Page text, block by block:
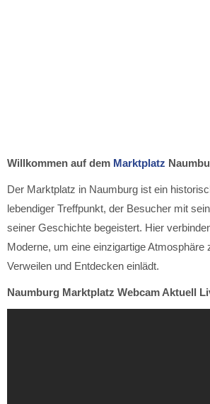
Willkommen auf dem Marktplatz
Der Marktplatz in Naumburg ist ein
lebendiger Treffpunkt, der Besucher mit
seiner Geschichte begeistert. Hier
Moderne, um eine einzigartige Atmosphäre
Verweilen und Entdecken einlädt.
Naumburg Marktplatz Webcam Aktuell